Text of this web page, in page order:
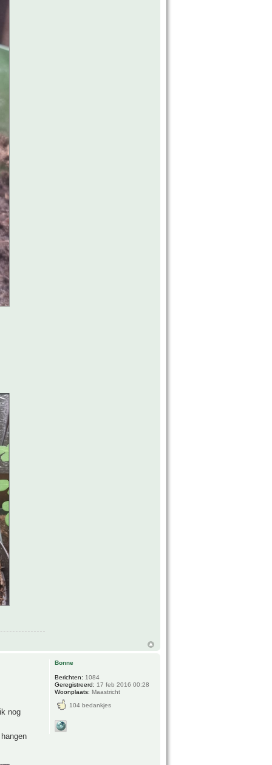
nog
Bonne
Berichten: 1084
Geregistreerd: 17 feb 2016 00:28
Woonplaats: Maastricht
104 bedankjes